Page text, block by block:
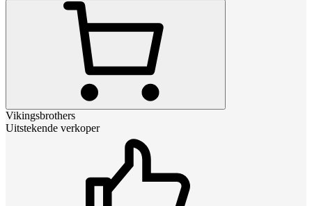
Vikingsbrothers
Uitstekende verkoper